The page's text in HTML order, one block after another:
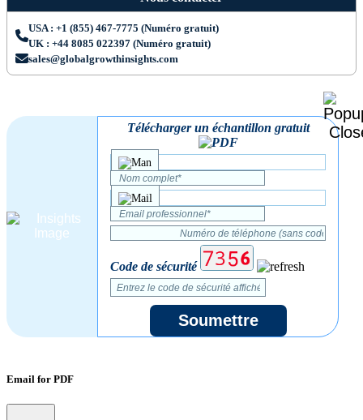
USA : +1 (855) 467-7775 (Numéro gratuit)
UK : +44 8085 022397 (Numéro gratuit)
sales@globalgrowthinsights.com
Télécharger un échantillon gratuit
Code de sécurité
Soumettre
Email for PDF